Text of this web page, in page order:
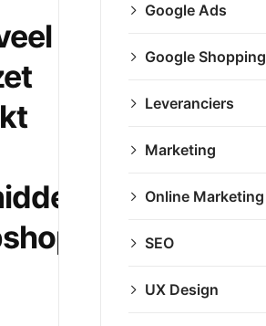
Google Ads
Google Shopping
Leveranciers
Marketing
Online Marketing
SEO
UX Design